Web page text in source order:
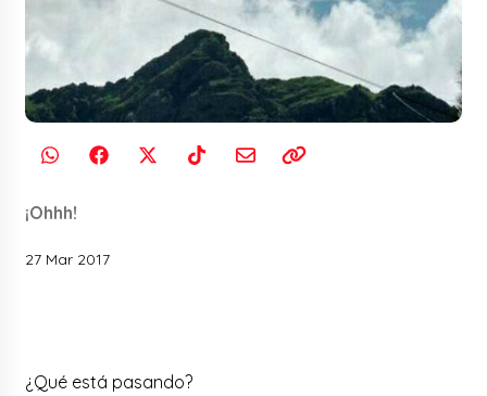
¡Ohhh!
27 Mar 2017
¿Qué está pasando?